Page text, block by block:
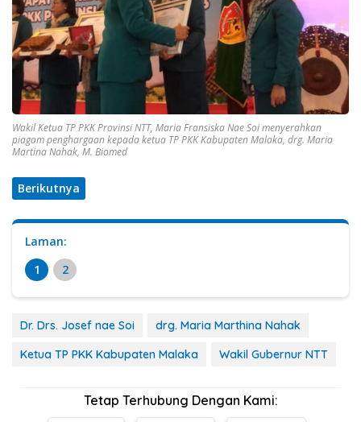
Wakil Ketua TP PKK Provinsi NTT, Maria Fransiska Nae Soi menyerahkan
piagam penghargaan kepada ketua TP PKK Kabupaten Malaka, drg. Maria
Martina Nahak, M. Biomed
Berikutnya
Laman:
1
2
Dr. Drs. Josef nae Soi
drg. Maria Marthina Nahak
Ketua TP PKK Kabupaten Malaka
Wakil Gubernur NTT
Tetap Terhubung Dengan Kami: